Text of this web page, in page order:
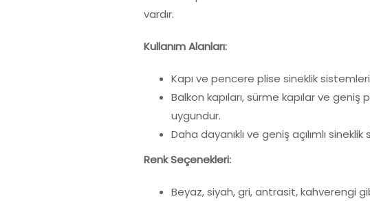
vardır.
Kullanım Alanları:
Kapı ve pencere plise sineklik
Balkon kapıları, sürme kapılar ve
uygundur.
Daha dayanıklı ve geniş açılımlı
Renk Seçenekleri:
Beyaz, siyah, gri, antrasit, kahverengi